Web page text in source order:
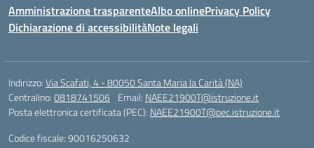
Amministrazione trasparenteAlbo onlinePrivacy Policy
Dichiarazione di accessibilitàNote legali
Indirizzo:Via Scafati, 4 - 80050 Santa Maria la Carità (NA)
Centralino:0818741506 Email: NAEE21900T@istruzione.it
Posta elettronica certificata (PEC): NAEE21900T@pec.istruzione.it
Codice fiscale: 90016250632